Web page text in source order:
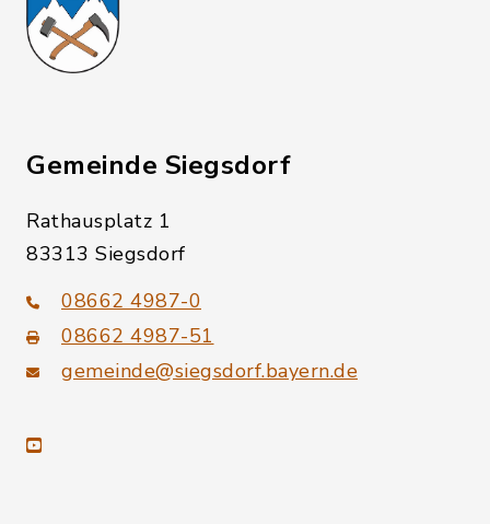
Gemeinde Siegsdorf
Rathausplatz 1
83313 Siegsdorf
08662 4987-0
08662 4987-51
gemeinde@siegsdorf.bayern.de
youtube